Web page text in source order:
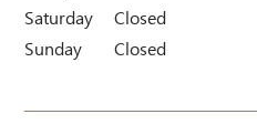
Saturday
Closed
Sunday
Closed